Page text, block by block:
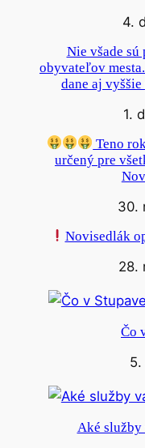
4.
Nie všade sú
obyvateľov
dane aj
1.
Teno
určený pre
30.
Novisedlák
28.
Čo
Aké služby